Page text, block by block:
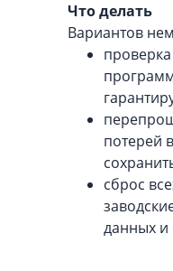
Что делать
Вариантов
потерей
сброс
данных и